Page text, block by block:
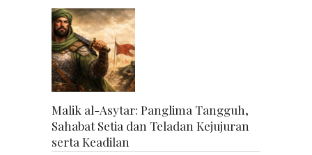
Malik al-Asytar: Panglima Tangguh,
Sahabat Setia dan Teladan Kejujuran
serta Keadilan